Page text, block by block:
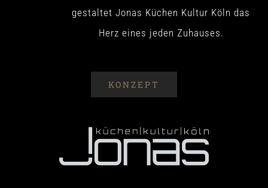
gestaltet Jonas Küchen Kultur Köln das
Herz eines jeden Zuhauses.
KONZEPT